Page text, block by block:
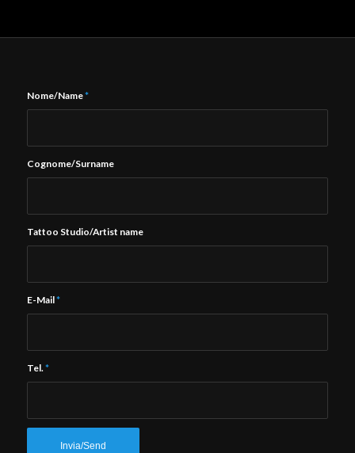
Nome/Name*
Cognome/Surname
Tattoo Studio/Artist name
E-Mail*
Tel.*